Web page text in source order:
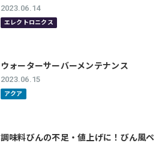
2023.06.14
エレクトロニクス
ウォーターサーバーメンテナンス
2023.06.15
アクア
調味料びんの不足・値上げに！びん風ペ